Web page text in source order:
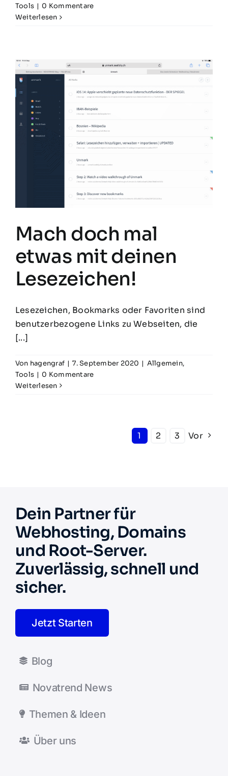
Tools | 0 Kommentare
Weiterlesen
Mach doch mal
etwas mit deinen
Lesezeichen!
Lesezeichen, Bookmarks oder Favoriten sind
benutzerbezogene Links zu Webseiten, die
[...]
Von hagengraf | 7. September 2020 | Allgemein,
Tools | 0 Kommentare
Weiterlesen
1 2 3 Vor
Dein Partner für
Webhosting, Domains
und Root-Server.
Zuverlässig, schnell und
sicher.
Jetzt Starten
Blog
Novatrend News
Themen & Ideen
Über uns